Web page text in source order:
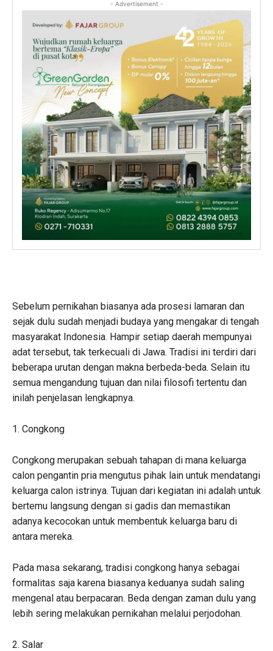
- Advertisement -
Sebelum pernikahan biasanya ada prosesi lamaran dan
sejak dulu sudah menjadi budaya yang mengakar di tengah
masyarakat Indonesia. Hampir setiap daerah mempunyai
adat tersebut, tak terkecuali di Jawa. Tradisi ini terdiri dari
beberapa urutan dengan makna berbeda-beda. Selain itu
semua mengandung tujuan dan nilai filosofi tertentu dan
inilah penjelasan lengkapnya.
1. Congkong
Congkong merupakan sebuah tahapan di mana keluarga
calon pengantin pria mengutus pihak lain untuk mendatangi
keluarga calon istrinya. Tujuan dari kegiatan ini adalah untuk
bertemu langsung dengan si gadis dan memastikan
adanya kecocokan untuk membentuk keluarga baru di
antara mereka.
Pada masa sekarang, tradisi congkong hanya sebagai
formalitas saja karena biasanya keduanya sudah saling
mengenal atau berpacaran. Beda dengan zaman dulu yang
lebih sering melakukan pernikahan melalui perjodohan.
2. Salar